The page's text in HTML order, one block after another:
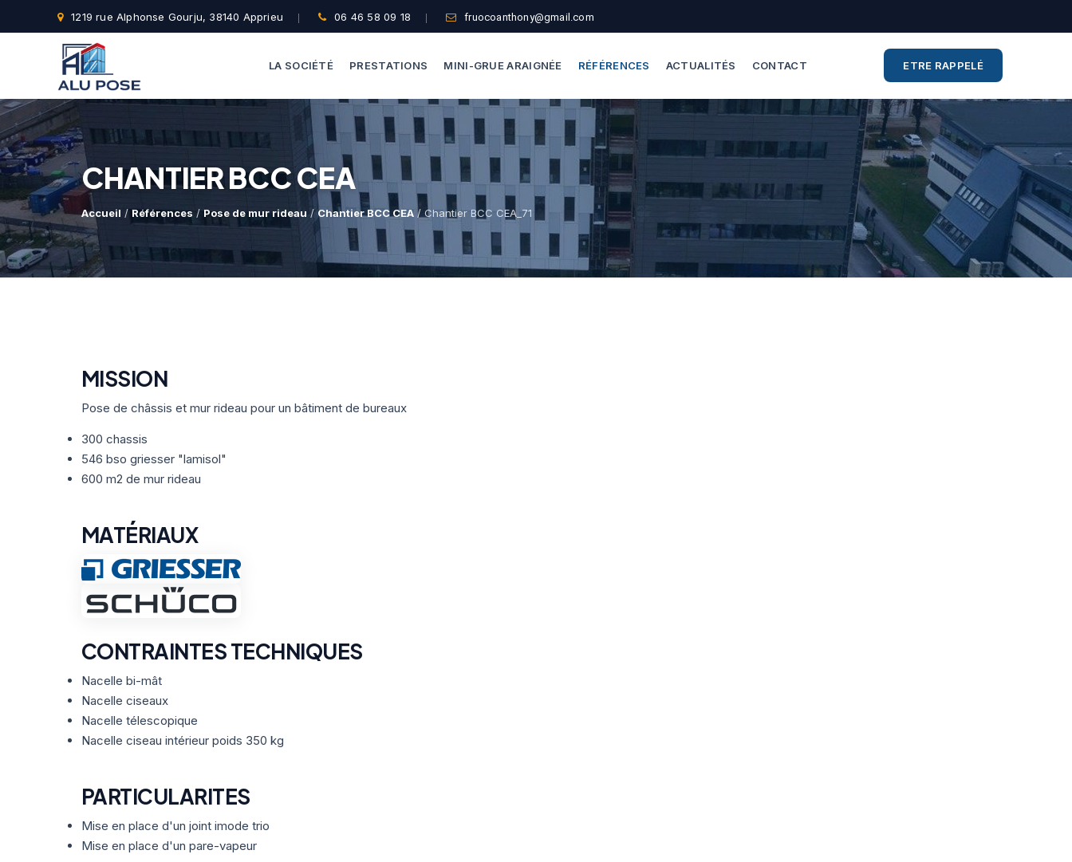
1219 rue Alphonse Gourju, 38140 Apprieu 06 46 58 09 18 fruocoanthony@gmail.com
LA SOCIÉTÉ PRESTATIONS
Dépannage Vitrages
Vitrine Magasin
Expertise Bris De Glace
Recherche De Fuite
MINI-GRUE ARAIGNÉE
Capacité De Levage
Nos Formules
RÉFÉRENCES ACTUALITÉS CONTACT ETRE RAPPELÉ
CHANTIER BCC CEA
Accueil / Références /Pose de mur rideau / Chantier BCC CEA / Chantier BCC CEA_71
MISSION
Pose de châssis et mur rideau pour un bâtiment de bureaux
300 chassis
546 bso griesser "lamisol"
600 m2 de mur rideau
MATÉRIAUX
CONTRAINTES TECHNIQUES
Nacelle bi-mât
Nacelle ciseaux
Nacelle télescopique
Nacelle ciseau intérieur poids 350 kg
PARTICULARITES
Mise en place d'un joint imode trio
Mise en place d'un pare-vapeur